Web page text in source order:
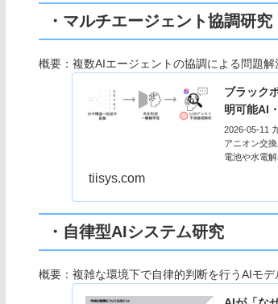
・マルチエージェント協調研究
概要：複数AIエージェントの協調による問題
ブラック
明可能AI
2026-05-11
アニオン交
電池や水電解
tiisys.com
・自律型AIシステム研究
概要：複雑な環境下で自律的判断を行うAIモ